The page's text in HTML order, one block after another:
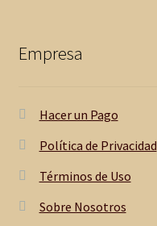
Empresa
Hacer un Pago
Política de Privacidad
Términos de Uso
Sobre Nosotros